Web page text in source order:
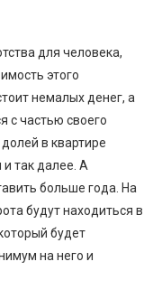
для человека,
этого
немалых денег, а
с частью своего
в квартире
так далее. А
больше года. На
будут находиться в
будет
на него и